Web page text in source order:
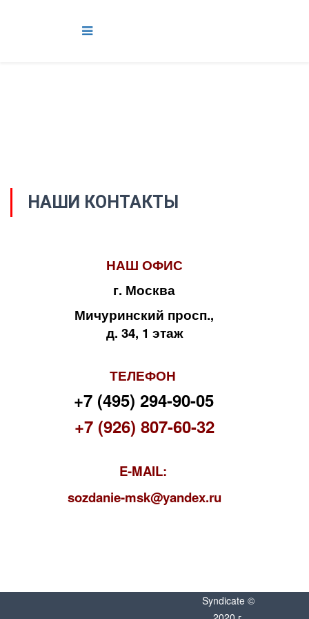
НАШИ КОНТАКТЫ
НАШ ОФИС
г. Москва
Мичуринский просп.,
д. 34, 1 этаж
ТЕЛЕФОН
+7 (495) 294-90-05
+7 (926) 807-60-32
E-MAIL:
sozdanie-msk@yandex.ru
Syndicate ©